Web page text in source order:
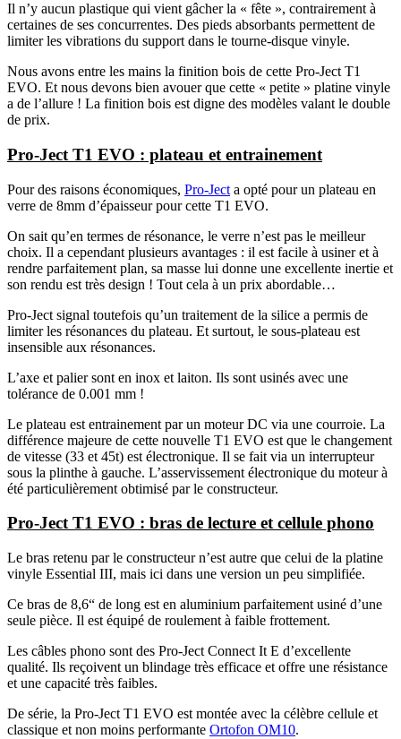
Il n’y aucun plastique qui vient gâcher la « fête », contrairement à
certaines de ses concurrentes. Des pieds absorbants permettent de
limiter les vibrations du support dans le tourne-disque vinyle.
Nous avons entre les mains la finition bois de cette Pro-Ject T1
EVO. Et nous devons bien avouer que cette « petite » platine vinyle
a de l’allure ! La finition bois est digne des modèles valant le double
de prix.
Pro-Ject T1 EVO : plateau et entrainement
Pour des raisons économiques, Pro-Ject a opté pour un plateau en
verre de 8mm d’épaisseur pour cette T1 EVO.
On sait qu’en termes de résonance, le verre n’est pas le meilleur
choix. Il a cependant plusieurs avantages : il est facile à usiner et à
rendre parfaitement plan, sa masse lui donne une excellente inertie et
son rendu est très design ! Tout cela à un prix abordable…
Pro-Ject signal toutefois qu’un traitement de la silice a permis de
limiter les résonances du plateau. Et surtout, le sous-plateau est
insensible aux résonances.
L’axe et palier sont en inox et laiton. Ils sont usinés avec une
tolérance de 0.001 mm !
Le plateau est entrainement par un moteur DC via une courroie. La
différence majeure de cette nouvelle T1 EVO est que le changement
de vitesse (33 et 45t) est électronique. Il se fait via un interrupteur
sous la plinthe à gauche. L’asservissement électronique du moteur à
été particulièrement obtimisé par le constructeur.
Pro-Ject T1 EVO : bras de lecture et cellule phono
Le bras retenu par le constructeur n’est autre que celui de la platine
vinyle Essential III, mais ici dans une version un peu simplifiée.
Ce bras de 8,6“ de long est en aluminium parfaitement usiné d’une
seule pièce. Il est équipé de roulement à faible frottement.
Les câbles phono sont des Pro-Ject Connect It E d’excellente
qualité. Ils reçoivent un blindage très efficace et offre une résistance
et une capacité très faibles.
De série, la Pro-Ject T1 EVO est montée avec la célèbre cellule et
classique et non moins performante Ortofon OM10.